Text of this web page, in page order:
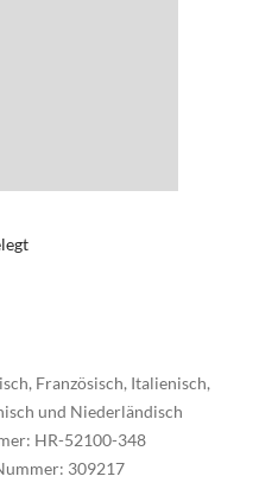
Französisch, Italienisch,
und Niederländisch
: HR-52100-348
: 309217